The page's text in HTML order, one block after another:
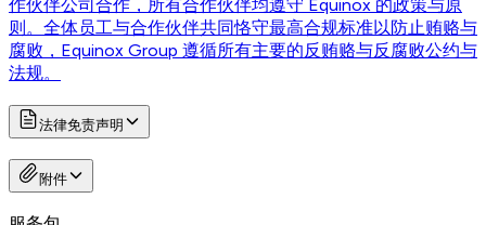
作伙伴公司合作，所有合作伙伴均遵守 Equinox 的政策与原
则。全体员工与合作伙伴共同恪守最高合规标准以防止贿赂与
腐败，Equinox Group 遵循所有主要的反贿赂与反腐败公约与
法规。
法律免责声明
附件